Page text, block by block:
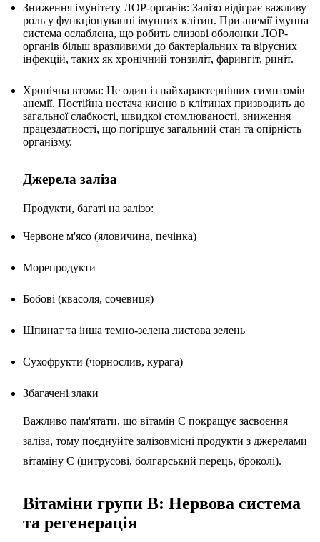
Зниження імунітету ЛОР-органів: Залізо відіграє важливу
роль у функціонуванні імунних клітин. При анемії імунна
система ослаблена, що робить слизові оболонки ЛОР-
органів більш вразливими до бактеріальних та вірусних
інфекцій, таких як хронічний тонзиліт, фарингіт, риніт.
Хронічна втома: Це один із найхарактерніших симптомів
анемії. Постійна нестача кисню в клітинах призводить до
загальної слабкості, швидкої стомлюваності, зниження
працездатності, що погіршує загальний стан та опірність
організму.
Джерела заліза
Продукти, багаті на залізо:
Червоне м'ясо (яловичина, печінка)
Морепродукти
Бобові (квасоля, сочевиця)
Шпинат та інша темно-зелена листова зелень
Сухофрукти (чорнослив, курага)
Збагачені злаки
Важливо пам'ятати, що вітамін C покращує засвоєння
заліза, тому поєднуйте залізовмісні продукти з джерелами
вітаміну C (цитрусові, болгарський перець, броколі).
Вітаміни групи B: Нервова система
та регенерація